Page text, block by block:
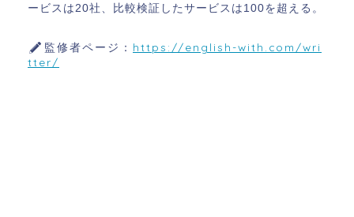
ービスは20社、比較検証したサービスは100を超える。
監修者ページ： https://english-with.com/wri
tter/